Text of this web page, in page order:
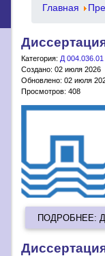
Главная
Категория: Д
Создано: 02 июля 2026
Обновлено: 02 июля
Просмотров: 408
ПОДРОБНЕЕ: